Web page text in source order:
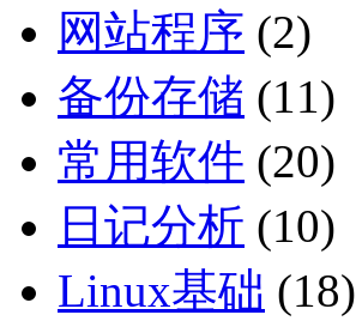
网站程序 (2)
备份存储 (11)
常用软件 (20)
日记分析 (10)
Linux基础 (18)